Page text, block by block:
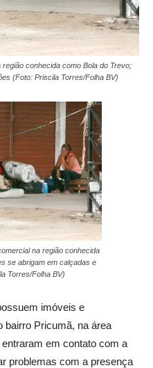
conhecida como Bola do Trevo;
(Foto: Priscila Torres/Folha BV)
na região conhecida
se abrigam em calçadas e
Torres/Folha BV)
imóveis e
bairro Pricumã, na área
em contato com a
problemas com a presença